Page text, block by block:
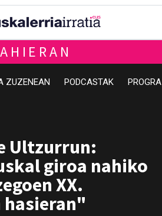
ZUZENEAN PODCASTAK
Ultzurrun:
giroa nahiko
XX.
hasieran"